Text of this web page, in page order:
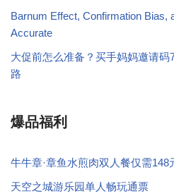
Barnum Effect, Confirmation Bias,
Accurate
大促前怎么准备？买手妈妈邀请码
路
爆品福利
牛牛章·章鱼水煎肉双人餐仅需148
天空之城游乐园单人畅玩通票